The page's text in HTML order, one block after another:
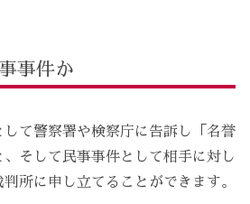
事件か
て警察署や検察庁に告訴し「名誉
そして民事事件として相手に対し
所に申し立てることができます。